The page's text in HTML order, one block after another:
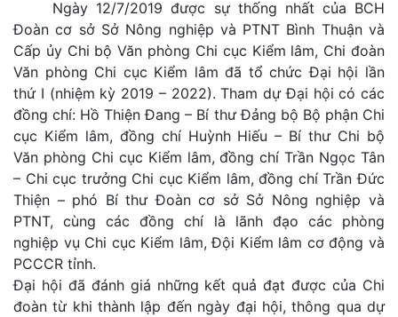
Ngày 12/7/2019 được sự thống nhất của BCH
Đoàn cơ sở Sở Nông nghiệp và PTNT Bình Thuận và
Cấp ủy Chi bộ Văn phòng Chi cục Kiểm lâm, Chi đoàn
Văn phòng Chi cục Kiểm lâm đã tổ chức Đại hội lần
thứ I (nhiệm kỳ 2019 – 2022). Tham dự Đại hội có các
đồng chí: Hồ Thiện Đang – Bí thư Đảng bộ Bộ phận Chi
cục Kiểm lâm, đồng chí Huỳnh Hiếu – Bí thư Chi bộ
Văn phòng Chi cục Kiểm lâm, đồng chí Trần Ngọc Tân
– Chi cục trưởng Chi cục Kiểm lâm, đồng chí Trần Đức
Thiện – phó Bí thư Đoàn cơ sở Sở Nông nghiệp và
PTNT, cùng các đồng chí là lãnh đạo các phòng
nghiệp vụ Chi cục Kiểm lâm, Đội Kiểm lâm cơ động và
PCCCR tỉnh.
Đại hội đã đánh giá những kết quả đạt được của Chi
đoàn từ khi thành lập đến ngày đại hội, thông qua dự